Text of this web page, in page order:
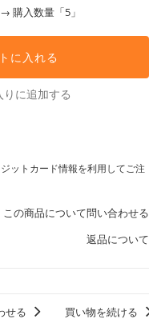
購入数量「5」
に入れる
りに追加する
ットカード情報を利用してご注
この商品について問い合わせる
返品について
せる 買い物を続ける